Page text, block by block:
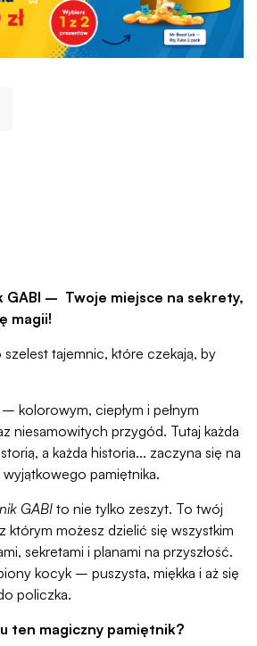
GABI – Twoje miejsce na sekrety,
magii!
szelest tajemnic, które czekają, by
kolorowym, ciepłym i pełnym
niesamowitych przygód. Tutaj każda
a każda historia... zaczyna się na
pamiętnika.
GABI to nie tylko zeszyt. To twój
którym możesz dzielić się wszystkim
sekretami i planami na przyszłość.
kocyk – puszysta, miękka i aż się
policzka.
ten magiczny pamiętnik?